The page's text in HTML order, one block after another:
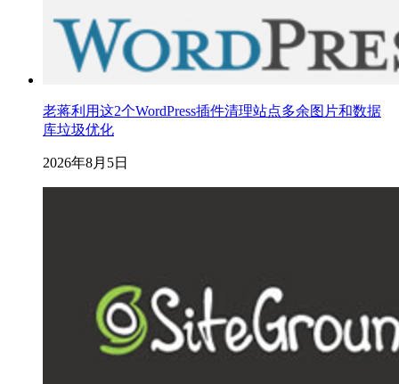
老蒋利用这2个WordPress插件清理站点多余图片和数据
库垃圾优化
2026年8月5日